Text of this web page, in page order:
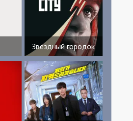
Звёздный городок